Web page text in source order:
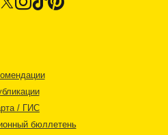
/ ГИС
бюллетень